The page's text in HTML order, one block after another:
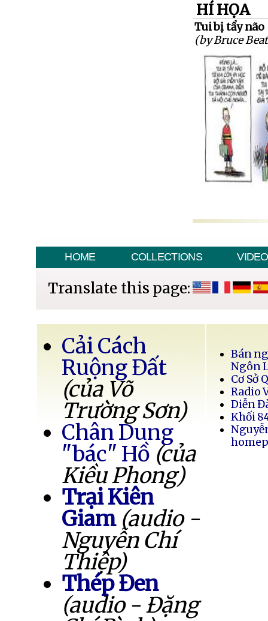
HÍ HỌA
Tui bị tẩy não
(by Bruce
HOME COLLECTIONS VIDEO
Translate this page:
Cải Cách
Ruộng Đất
(của Võ
Trường Sơn)
Chân Dung
"bác" Hồ (của
Kiều Phong)
Trại Kiên
Giam (audio -
Nguyễn Chí
Thiệp)
Thép Đen
(audio - Đặng
Bán
Ngôn
Cơ Sở
Radio
Diễn
Khối